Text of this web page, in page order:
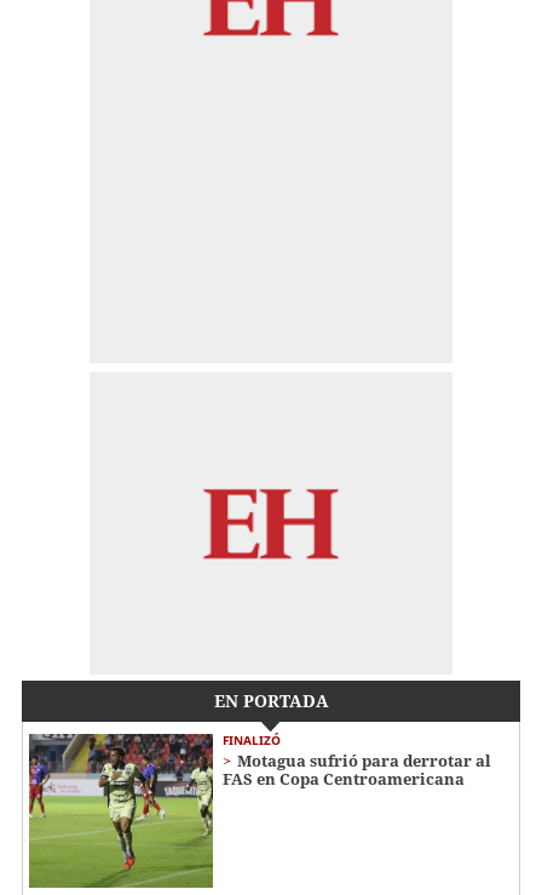
EN PORTADA
FINALIZÓ
Motagua sufrió para derrotar al
FAS en Copa Centroamericana